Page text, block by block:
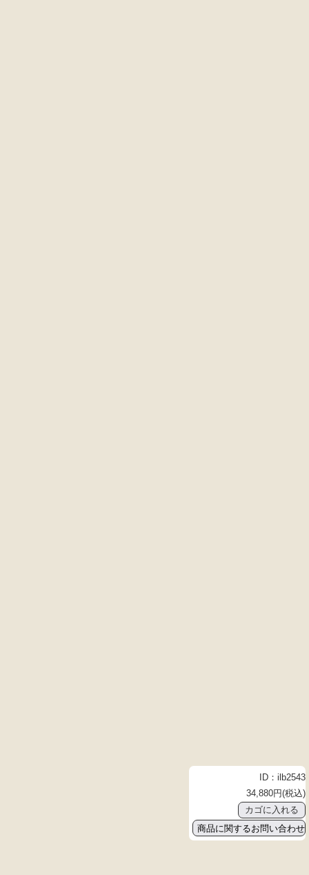
ID：ilb2543
34,880円(税込)
商品に関するお問い合わせ